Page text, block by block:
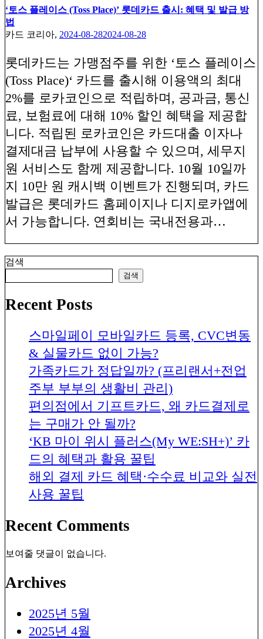
‘토스 플레이스 (Toss Place)’ 롯데카드 출시: 혜택 및 발급 방
법
카드 코리아, 2024-08-282024-08-28
롯데카드는 가맹점주를 위한 ‘토스 플레이스
(Toss Place)‘ 카드를 출시해 이용액의 최대
2%를 로카코인으로 적립하며, 공과금, 통신
료, 보험료에 대해 10% 할인 혜택을 제공합
니다. 적립된 로카코인은 카드대출 이자나
결제대금 납부에 사용할 수 있으며, 세무지
원 서비스도 함께 제공합니다. 10월 10일까
지 10만 원 캐시백 이벤트가 진행되며, 카드
발급은 롯데카드 홈페이지나 디지로카앱에
서 가능합니다. 연회비는 국내전용과…
검색
검색
Recent Posts
스마일페이 모바일카드 등록, CVC변동
& 실물카드 없이 가능?
가족카드가 정답일까? (프리랜서+전업
주부 부부의 생활비 관리)
편의점에서 기프트카드, 왜 카드결제로
는 구매가 안 될까?
‘KB 마이 위시 플러스(My WE:SH+)’ 카
드의 혜택과 활용 꿀팁
해외 결제 카드 혜택·수수료 비교와 실전
사용 꿀팁
Recent Comments
보여줄 댓글이 없습니다.
Archives
2025년 5월
2025년 4월